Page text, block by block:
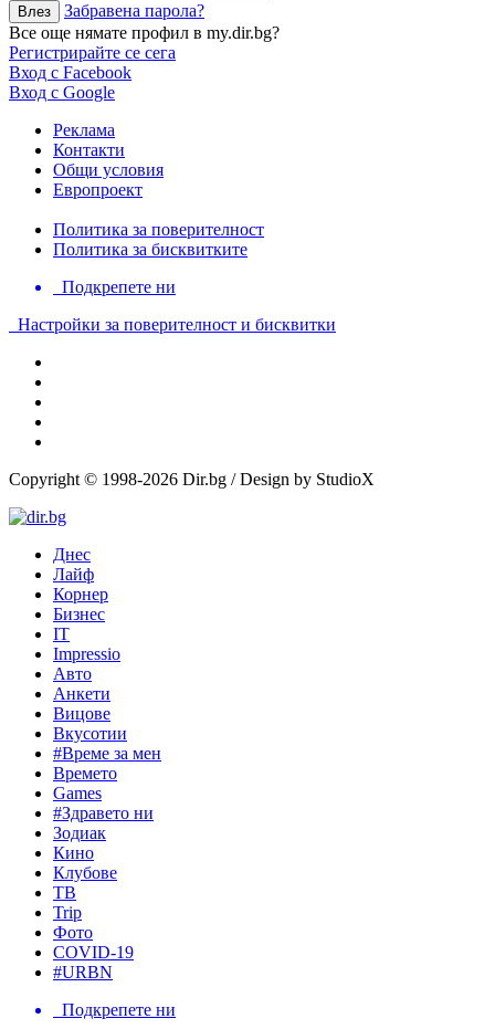
Забравена парола?
Все още нямате профил в my.dir.bg?
Регистрирайте се сега
Вход с Facebook
Вход с Google
Реклама
Контакти
Общи условия
Европроект
Политика за поверителност
Политика за бисквитките
Подкрепете ни
Настройки за поверителност и бисквитки
Copyright © 1998-2026 Dir.bg / Design by StudioX
Днес
Лайф
Корнер
Бизнес
IT
Impressio
Авто
Анкети
Вицове
Вкусотии
#Време за мен
Времето
Games
#Здравето ни
Зодиак
Кино
Клубове
ТВ
Trip
Фото
COVID-19
#URBN
Подкрепете ни